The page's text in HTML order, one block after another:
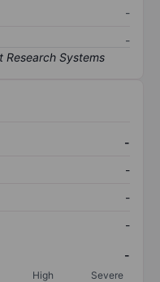
-
-
-
-
-
-
-
High
Severe